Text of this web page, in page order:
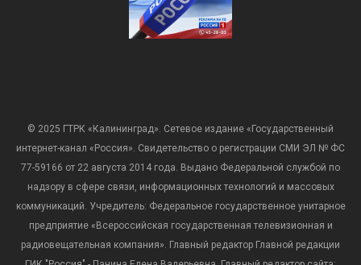
© 2025 ГТРК «Калининград». Сетевое издание «Государственный
интернет-канал «Россия». Свидетельство о регистрации СМИ ЭЛ № ФС
77-59166 от 22 августа 2014 года. Выдано Федеральной службой по
надзору в сфере связи, информационных технологий и массовых
коммуникаций. Учредитель: Федеральное государственное унитарное
предприятие «Всероссийская государственная телевизионная и
радиовещательная компания». Главный редактор Главной редакции